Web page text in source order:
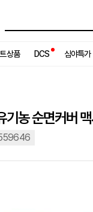
상품 DCS 심야특가
기농 순면커버